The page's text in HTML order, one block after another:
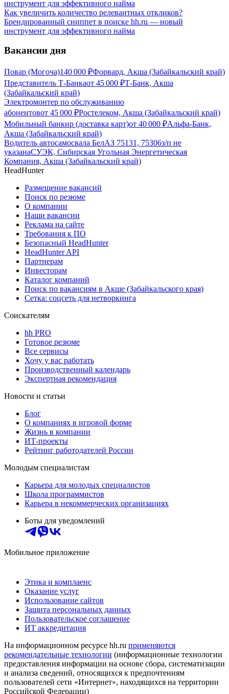
Как увеличить количество релевантных откликов?
Брендированный сниппет в поиске hh.ru — новый
инструмент для эффективного найма
Вакансии дня
Повар (Могоча)140 000 ₽Форвард, Акша (Забайкальский край)
Представитель Т-Банкаот 45 000 ₽Т-Банк, Акша
(Забайкальский край)
Электромонтер по обслуживанию
абонентовот 45 000 ₽Ростелеком, Акша (Забайкальский край)
Мобильный банкир (доставка карт)от 40 000 ₽Альфа-Банк,
Акша (Забайкальский край)
Водитель автосамосвала БелАЗ 75131, 75306з/п не
указанаСУЭК, Сибирская Угольная Энергетическая
Компания, Акша (Забайкальский край)
HeadHunter
Размещение вакансий
Поиск по резюме
О компании
Наши вакансии
Реклама на сайте
Требования к ПО
Безопасный HeadHunter
HeadHunter API
Партнерам
Инвесторам
Каталог компаний
Поиск по вакансиям в Акше (Забайкальского края)
Сетка: соцсеть для нетворкинга
Соискателям
hh PRO
Готовое резюме
Все сервисы
Хочу у вас работать
Производственный календарь
Экспертная рекомендация
Новости и статьи
Блог
О компаниях в игровой форме
Жизнь в компании
ИТ-проекты
Рейтинг работодателей России
Молодым специалистам
Карьера для молодых специалистов
Школа программистов
Карьера в некоммерческих организациях
Боты для уведомлений
Мобильное приложение
Этика и комплаенс
Оказание услуг
Использование сайтов
Защита персональных данных
Пользовательское соглашение
ИТ аккредитация
На информационном ресурсе hh.ru применяются
рекомендательные технологии (информационные технологии
предоставления информации на основе сбора, систематизации
и анализа сведений, относящихся к предпочтениям
пользователей сети «Интернет», находящихся на территории
Российской Федерации)